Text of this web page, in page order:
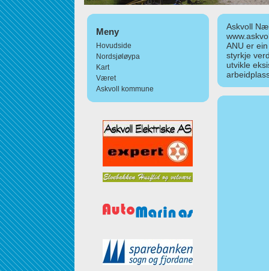
Meny
Hovudside
Nordsjøløypa
Kart
Været
Askvoll kommune
Askvoll
ANU er
styrkje
utvikle